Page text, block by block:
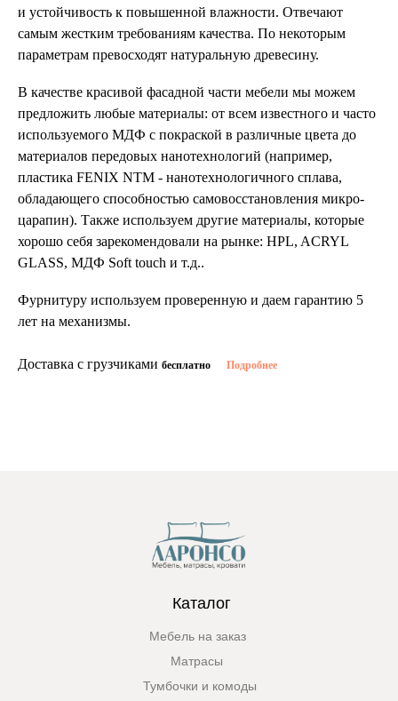
и устойчивость к повышенной влажности. Отвечают
самым жестким требованиям качества. По некоторым
параметрам превосходят натуральную древесину.
В качестве красивой фасадной части мебели мы можем
предложить любые материалы: от всем известного и часто
используемого МДФ с покраской в различные цвета до
материалов передовых нанотехнологий (например,
пластика FENIX NTM - нанотехнологичного сплава,
обладающего способностью самовосстановления микро-
царапин). Также используем другие материалы, которые
хорошо себя зарекомендовали на рынке: HPL, ACRYL
GLASS, МДФ Soft touch и т.д..
Фурнитуру используем проверенную и даем гарантию 5
лет на механизмы.
Доставка с грузчиками бесплатно Подробнее
Мебель на заказ
Каталог
Матрасы
Тумбочки и комоды